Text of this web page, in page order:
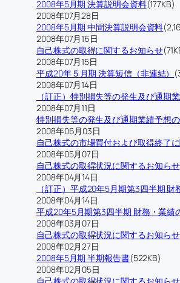
2008年5月期 決算説明会資料(177KB)
2008年07月28日
2008年5月期 中間決算説明会資料
2008年07月16日
自己株式の取得に関するお知らせ
2008年07月15日
平成20年５月期 決算短信（非連結）
2008年07月14日
（訂正）特別損失等の発生及び通期
2008年07月11日
特別損失等の発生及び通期業績予想
2008年06月03日
自己株式の市場買付および取得終了
2008年05月07日
自己株式の取得状況に関するお知らせ
2008年04月14日
（訂正）平成20年5月期第3四半期 財
2008年04月14日
平成20年5月期第3四半期 財務・業績
2008年03月07日
自己株式の取得状況に関するお知らせ
2008年02月27日
2008年5月期 半期報告書(522KB)
2008年02月05日